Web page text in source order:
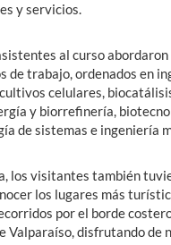
y servicios.
al curso abordaron
de trabajo, ordenados en
celulares,
y biorrefinería,
de sistemas e ingeniería
los visitantes también
los lugares más
por el borde
Valparaíso, disfrutando de